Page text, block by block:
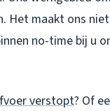
Het maakt ons
no-time bij u
verstopt? Of